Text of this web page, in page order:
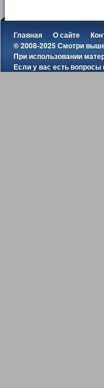
Главная О сайте
© 2008-2025 Смотри
При использовании
Если у вас есть